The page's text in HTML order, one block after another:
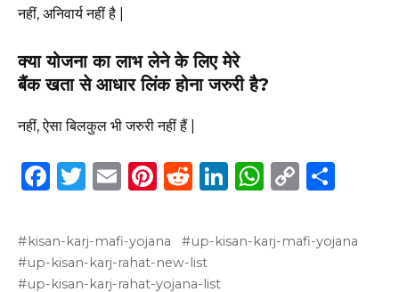
नहीं, अनिवार्य नहीं है |
क्या योजना का लाभ लेने के लिए मेरे
बैंक खता से आधार लिंक होना जरुरी है?
नहीं, ऐसा बिलकुल भी जरुरी नहीं हैं |
F
c
e
T
it
te
E
ai
l
Pi
te
re
R
d
di
Li
k
W
a
C
p ar
kisan-karj-mafi-yojana
up-kisan-karj-mafi-yojana
up-kisan-karj-rahat-new-list
up-kisan-karj-rahat-yojana-list